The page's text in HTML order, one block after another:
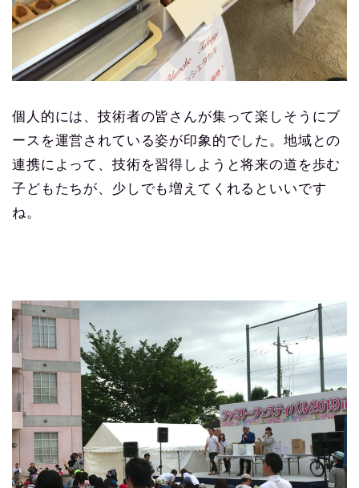
個人的には、技術者の皆さんが集って楽しそうにブ
ースを運営されている姿が印象的でした。地域との
連携によって、技術を習得しようと将来の道を歩む
子どもたちが、少しでも増えてくれるといいです
ね。